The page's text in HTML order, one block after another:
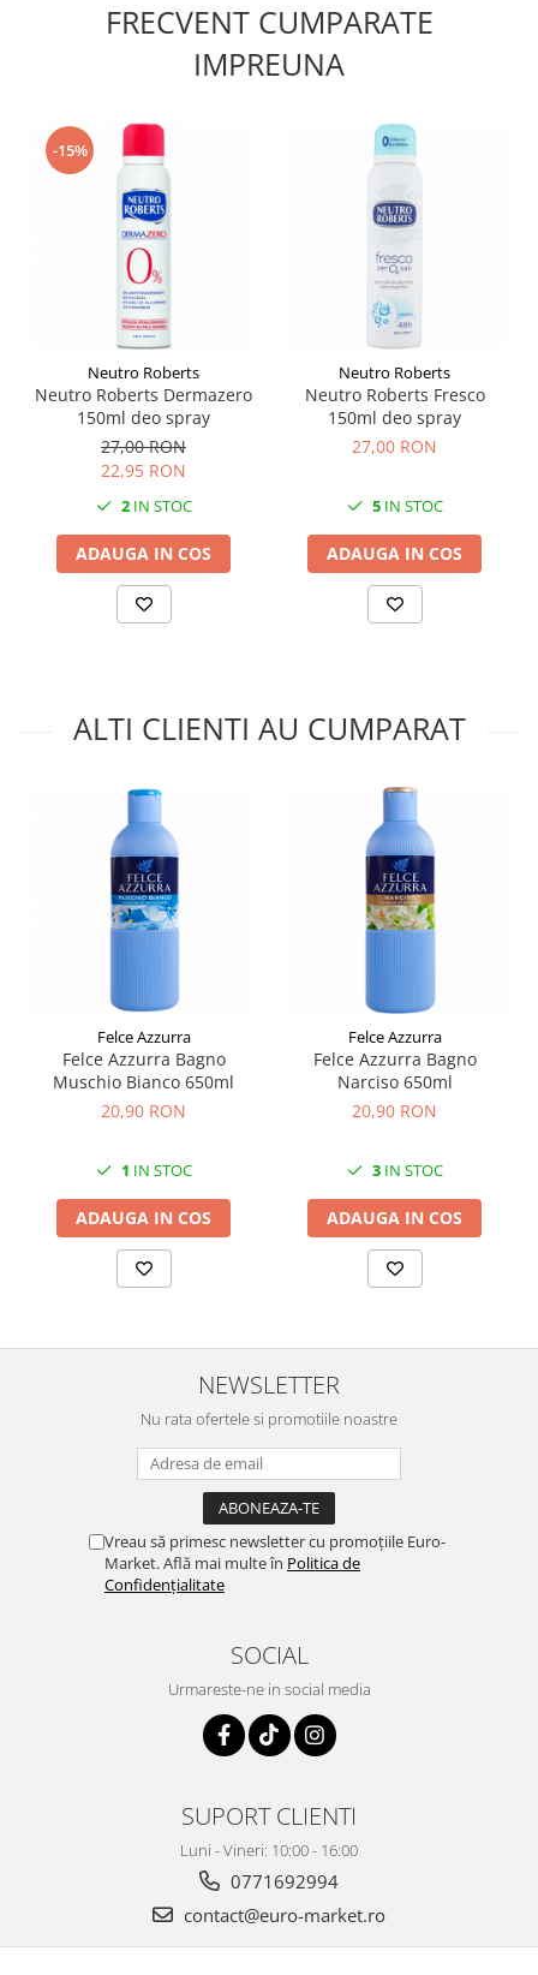
FRECVENT CUMPARATE
IMPREUNA
-15%
Neutro Roberts
Neutro Roberts Dermazero
150ml deo spray
27,00 RON
22,95 RON
2IN STOC
ADAUGA IN COS
Neutro Roberts
Neutro Roberts Fresco
150ml deo spray
27,00 RON
5IN STOC
ADAUGA IN COS
ALTI CLIENTI AU CUMPARAT
Felce Azzurra
Felce Azzurra Bagno
Muschio Bianco 650ml
20,90 RON
1 IN STOC
ADAUGA IN COS
Felce Azzurra
Felce Azzurra Bagno
Narciso 650ml
20,90 RON
3IN STOC
ADAUGA IN COS
NEWSLETTER
Nu rata ofertele si promotiile noastre
Vreau să primesc newsletter cu promoțiile Euro-
Market. Află mai multe în Politica de
Confidențialitate
SOCIAL
Urmareste-ne in social media
SUPORT CLIENTI
Luni - Vineri: 10:00 - 16:00
0771692994
contact@euro-market.ro